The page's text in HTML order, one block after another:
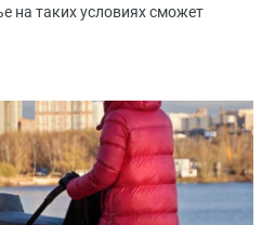
на таких условиях сможет